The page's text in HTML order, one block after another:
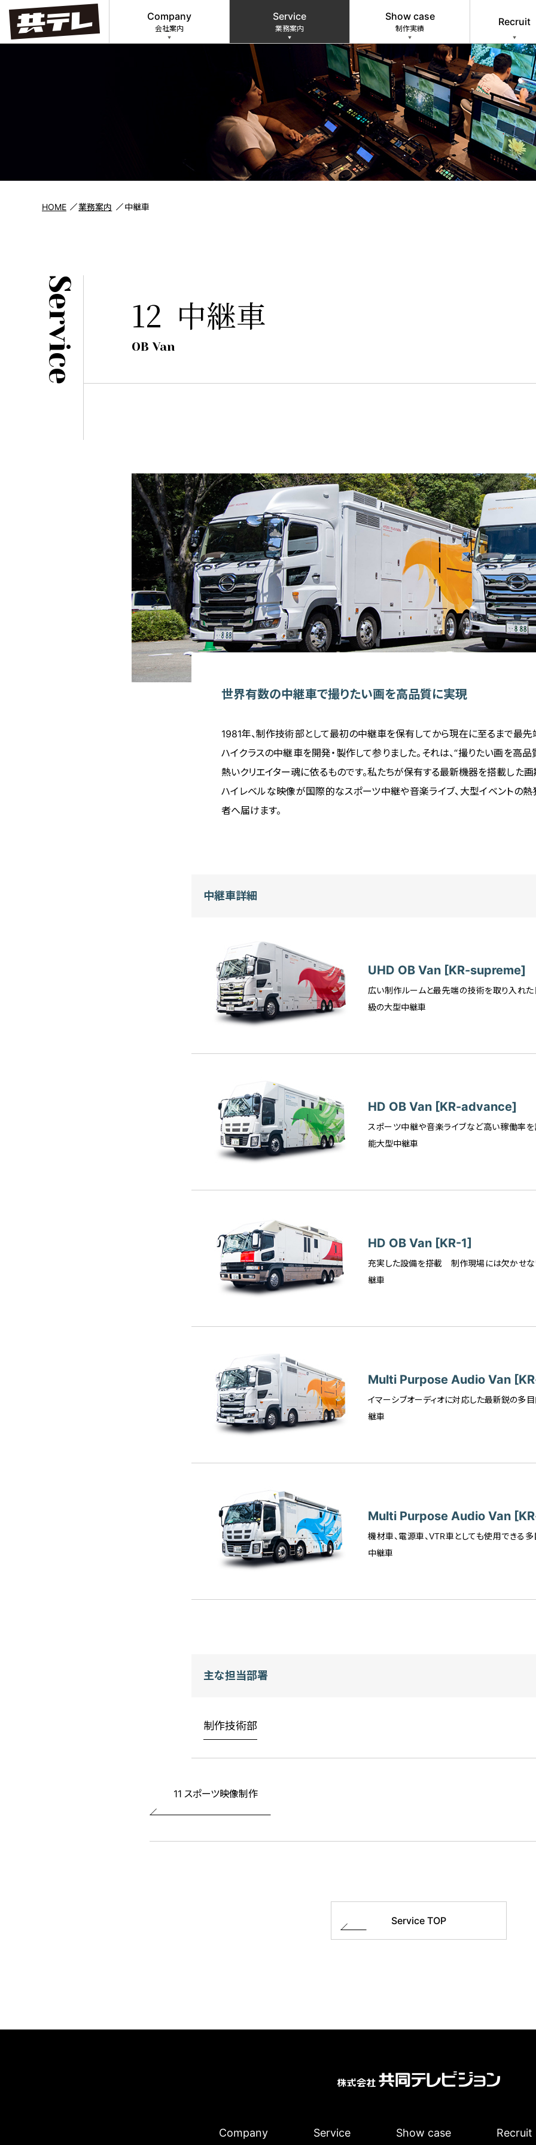
Company
会社案内
Service
業務案内
Show case
制作実績
Recruit
HOME 業務案内 中継車
Service 12 中継車
OB Van
世界有数の中継車で撮りたい画を高品質に実現
1981年、制作技術部として最初の中継車を保有してから現在に至るまで最
ハイクラスの中継車を開発・製作して参りました。それは、“撮りたい画を高
熱いクリエイター魂に依るものです。私たちが保有する最新機器を搭載した
ハイレベルな映像が国際的なスポーツ中継や音楽ライブ、大型イベントの
者へ届けます。
中継車詳細
UHD OB Van [KR-supreme]
広い制作ルームと最先端の技術を取り入れ
級の大型中継車
HD OB Van [KR-advance]
スポーツ中継や音楽ライブなど高い稼働率
能大型中継車
HD OB Van [KR-1]
充実した設備を搭載 制作現場には欠かせ
継車
Multi Purpose Audio Van
イマーシブオーディオに対応した最新鋭の多
継車
Multi Purpose Audio Van
機材車、電源車、VTR車としても使用できる
中継車
主な担当部署
制作技術部
11 スポーツ映像制作
Service TOP
Company Service Show case Recruit